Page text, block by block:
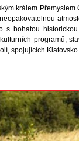
králem Přemyslem
s bohatou
programů,
spojujících